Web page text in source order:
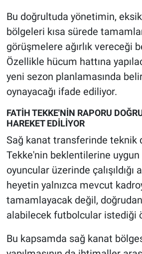
Bu doğrultuda yönetimin,
bölgeleri kısa sürede
görüşmelere ağırlık vereceği
Özellikle hücum hattına
yeni sezon planlamasında
oynayacağı ifade ediliyor.
FATİH TEKKE'NİN RAPORU
HAREKET EDİLİYOR
Sağ kanat transferinde teknik
Tekke'nin beklentilerine
oyuncular üzerinde çalışıldığı
heyetin yalnızca mevcut
tamamlayacak değil,
alabilecek futbolcular istediği
Bu kapsamda sağ kanat